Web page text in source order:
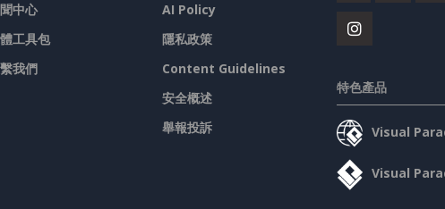
中心
工具包
我們
AI Policy
隱私政策
Content Guidelines
安全概述
舉報投訴
特色產品
Visual
Visual